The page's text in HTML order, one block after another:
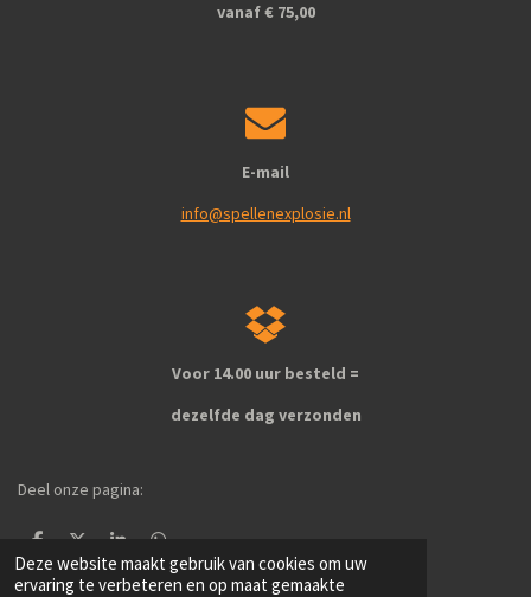
Deze website maakt gebruik van cookies om uw
ervaring te verbeteren en op maat gemaakte
vanaf € 75,00
E-mail
info@spellenexplosie.nl
Voor 14.00 uur besteld =
dezelfde dag verzonden
Deel onze pagina:
e
l
e
e
h
a
e
l